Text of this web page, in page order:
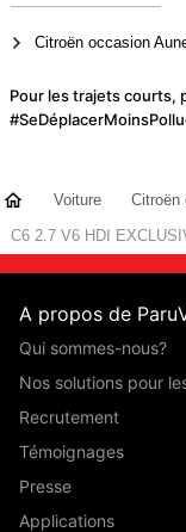
Citroën occasion
Pour les trajets courts,
Voiture Citroën
C6 2.7 V6 HDI
A propos de
Qui sommes-nous?
Nos solutions pour
Recrutement
Témoignages
Presse
Applications